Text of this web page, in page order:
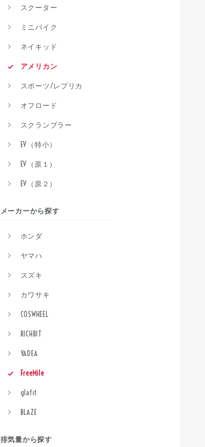
スクーター
ミニバイク
ネイキッド
アメリカン
スポーツ/レプリカ
オフロード
スクランブラー
EV（特小）
EV（原１）
EV（原２）
メーカーから探す
ホンダ
ヤマハ
スズキ
カワサキ
COSWHEEL
RICHBIT
YADEA
FreeMile
glafit
BLAZE
排気量から探す